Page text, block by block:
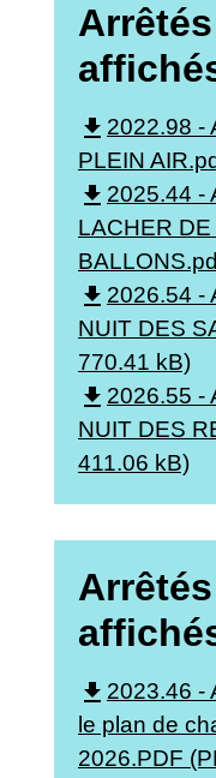
file_download 2022.98 -
PLEIN
file_download 2025.44 -
LACHER
file_download 2026.54 -
NUIT DES
770.41 kB)
file_download 2026.55 -
NUIT DES
411.06 kB)
file_download 2023.46 -
le plan de
2026.PDF